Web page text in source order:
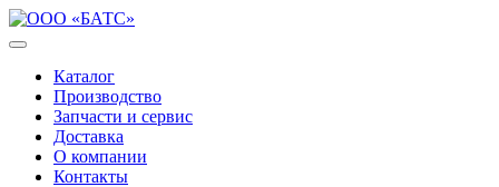
Каталог
Производство
Запчасти и сервис
Доставка
О компании
Контакты